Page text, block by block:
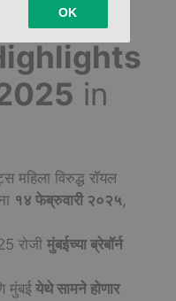
ची ठळक
in
महिला विरुद्ध रॉयल
१४ फेब्रुवारी २०२५,
रोजी मुंबईच्या ब्रेबॉर्न
मुंबईयेथे सामने होणार